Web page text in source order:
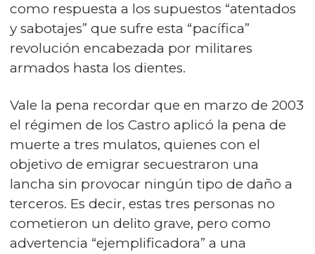
como respuesta a los supuestos “atentados
y sabotajes” que sufre esta “pacífica”
revolución encabezada por militares
armados hasta los dientes.
Vale la pena recordar que en marzo de 2003
el régimen de los Castro aplicó la pena de
muerte a tres mulatos, quienes con el
objetivo de emigrar secuestraron una
lancha sin provocar ningún tipo de daño a
terceros. Es decir, estas tres personas no
cometieron un delito grave, pero como
advertencia “ejemplificadora” a una